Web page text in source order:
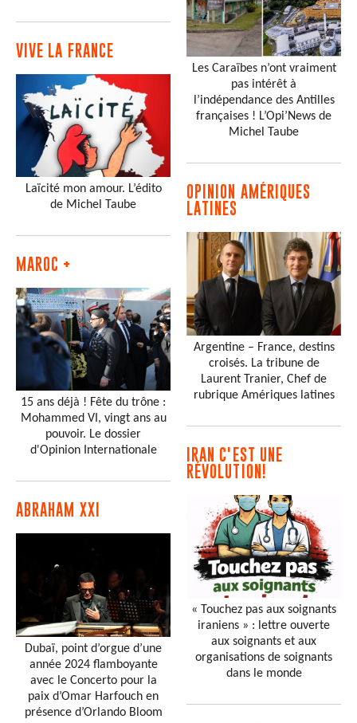
VIVE LA FRANCE
Laïcité mon amour. L’édito
de Michel Taube
MAROC +
15 ans déjà ! Fête du trône :
Mohammed VI, vingt ans au
pouvoir. Le dossier
d'Opinion Internationale
ABRAHAM XXI
Dubaï, point d’orgue d’une
année 2024 flamboyante
avec le Concerto pour la
paix d’Omar Harfouch en
présence d’Orlando Bloom
Les Caraïbes n’ont vraiment
pas intérêt à
l’indépendance des Antilles
françaises ! L’Opi’News de
Michel Taube
OPINION AMÉRIQUES
LATINES
Argentine – France, destins
croisés. La tribune de
Laurent Tranier, Chef de
rubrique Amériques latines
IRAN C'EST UNE
RÉVOLUTION!
« Touchez pas aux soignants
iraniens » : lettre ouverte
aux soignants et aux
organisations de soignants
dans le monde